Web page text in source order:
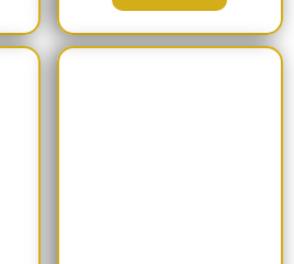
السعر الأصلي هو: 235EGP.السعر الحالي هو: 215EGP.